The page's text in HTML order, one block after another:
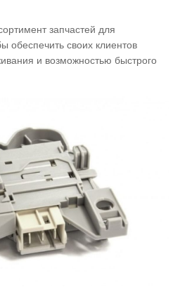
запчастей для
обеспечить своих клиентов
и возможностью быстрого